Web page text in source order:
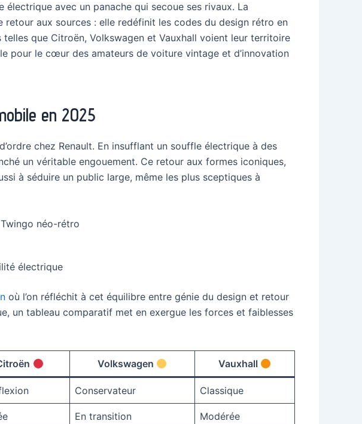
avec un panache qui secoue ses rivaux. La
aux sources : elle redéfinit les codes du design rétro en
que Citroën, Volkswagen et Vauxhall voient leur territoire
pour le cœur des amateurs de voiture vintage et d’innovation
en 2025
chez Renault. En insufflant un souffle électrique à des
un véritable engouement. Ce retour aux formes iconiques,
à séduire un public large, même les plus sceptiques à
néo-rétro
électrique
où l’on réfléchit à cet équilibre entre génie du design et retour
un tableau comparatif met en exergue les forces et faiblesses
Volkswagen Vauxhall
Conservateur Classique
En transition Modérée